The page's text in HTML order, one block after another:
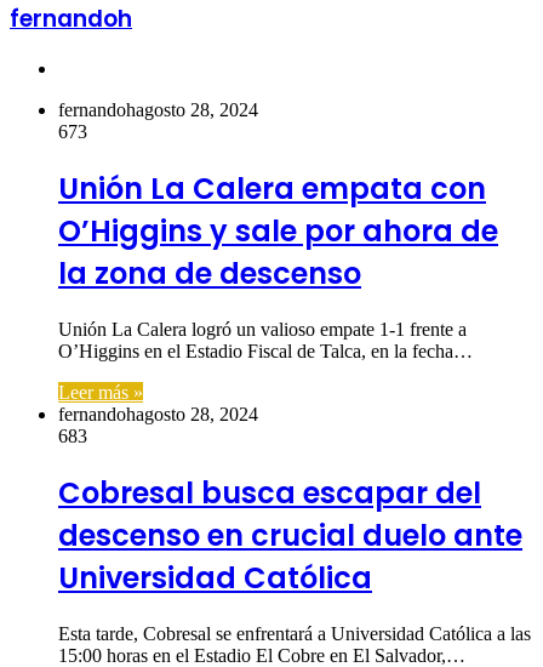
fernandoh
fernandohagosto 28, 2024
673
Unión La Calera empata con
O’Higgins y sale por ahora de
la zona de descenso
Unión La Calera logró un valioso empate 1-1 frente a
O’Higgins en el Estadio Fiscal de Talca, en la fecha…
Leer más »
fernandohagosto 28, 2024
683
Cobresal busca escapar del
descenso en crucial duelo ante
Universidad Católica
Esta tarde, Cobresal se enfrentará a Universidad Católica a las
15:00 horas en el Estadio El Cobre en El Salvador,…